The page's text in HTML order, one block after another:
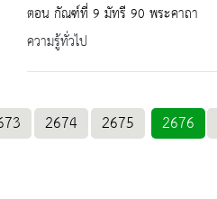
ตอน กัณฑ์ที่ 9 มัทรี 90 พระคาถา
ความรู้ทั่วไป
2674 2675 2676